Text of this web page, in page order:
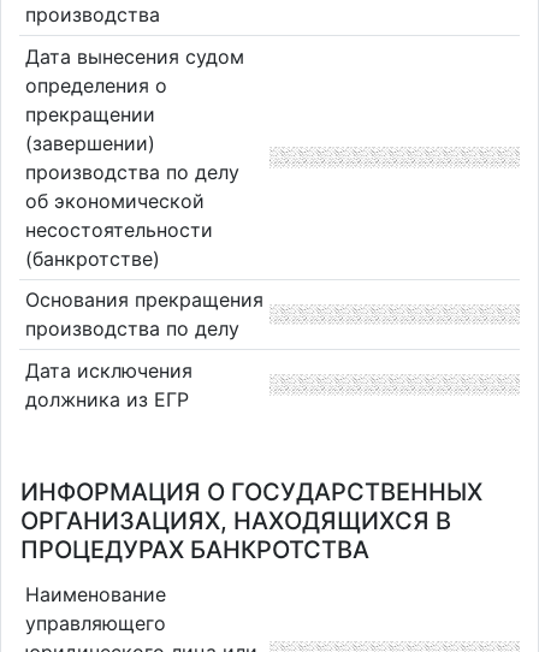
производства
Дата вынесения судом
определения о
прекращении
(завершении)
производства по делу
об экономической
несостоятельности
(банкротстве)
Основания прекращения
производства по делу
Дата исключения
должника из ЕГР
ИНФОРМАЦИЯ О ГОСУДАРСТВЕННЫХ
ОРГАНИЗАЦИЯХ, НАХОДЯЩИХСЯ В
ПРОЦЕДУРАХ БАНКРОТСТВА
Наименование
управляющего